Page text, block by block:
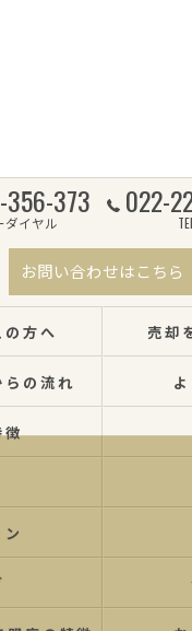
356-373
ダイヤル
022-
TEL
お問い合わせはこちら
方へ 売却
の流れ
徴